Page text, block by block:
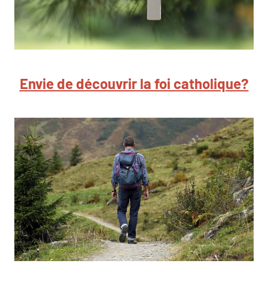
Envie de découvrir la foi catholique?